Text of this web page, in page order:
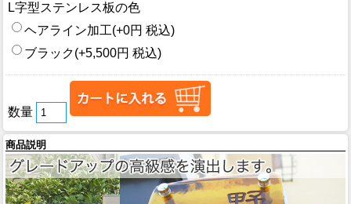
L字型ステンレス板の色
ヘアライン加工(+0円 税込)
ブラック(+5,500円 税込)
数量
商品説明